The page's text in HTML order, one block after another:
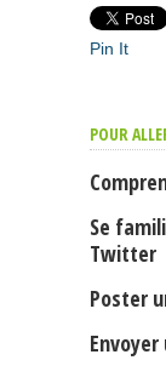
Pin It
POUR
Se
Twitter
Poster